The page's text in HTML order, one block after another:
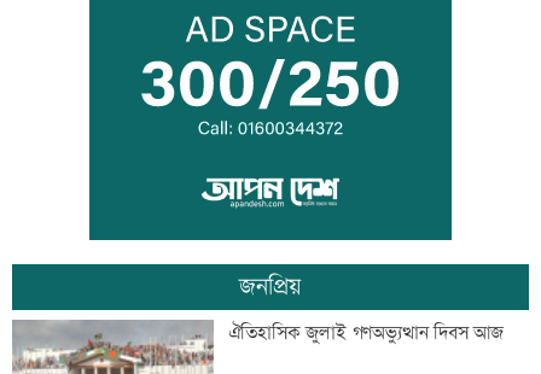
মানবিক বিভাগের অর্ধেকের বেশি শিক্ষার্থী
অকৃতকার্য
মেধার শতভাগ নিরপেক্ষ মূল্যায়ন নিশ্চিত করা
হয়েছে: মাহ্দী আমিন
এসএসসির ফলাফল পুনর্নিরীক্ষণের আবেদন
করবেন যেভাবে
জনপ্রিয়
ঐতিহাসিক জুলাই গণঅভ্যুত্থান দিবস আজ